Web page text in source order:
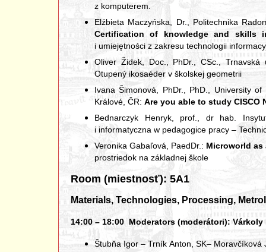
z komputerem.
Elźbieta Maczyńska, Dr., Politechnika
Certification of knowledge and skills
i umiejętności z zakresu technologii
Oliver Židek, Doc., PhDr., CSc.,
Otupený ikosaéder v školskej geometrii
Ivana Šimonová, PhDr., PhD., University
Králové, ČR: Are you able to study CISCO
Bednarczyk Henryk, prof., dr hab.
i informatyczna w pedagogice pracy –
Veronika Gabaľová, PaedDr.: Microworld as
prostriedok na základnej škole
Room (miestnosť): 5A1
Materials, Technologies, Processing,
14:00 – 18:00 Moderators (moderátori):
Štubňa Igor – Trník Anton, SK–